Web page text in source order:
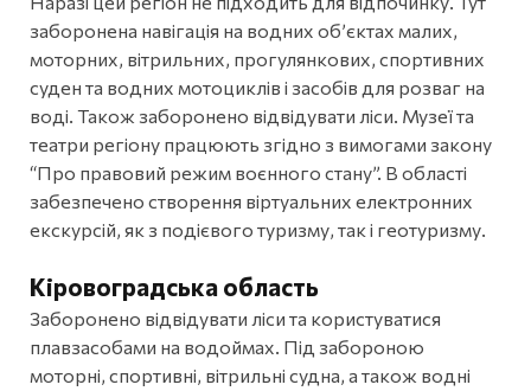
заборонена навігація на водних об’єктах малих,
моторних, вітрильних, прогулянкових, спортивних
суден та водних мотоциклів і засобів для розваг на
воді. Також заборонено відвідувати ліси. Музеї та
театри регіону працюють згідно з вимогами закону
“Про правовий режим воєнного стану”. В області
забезпечено створення віртуальних електронних
екскурсій, як з подієвого туризму, так і геотуризму.
Кіровоградська область
Заборонено відвідувати ліси та користуватися
плавзасобами на водоймах. Під забороною
моторні, спортивні, вітрильні судна, а також водні